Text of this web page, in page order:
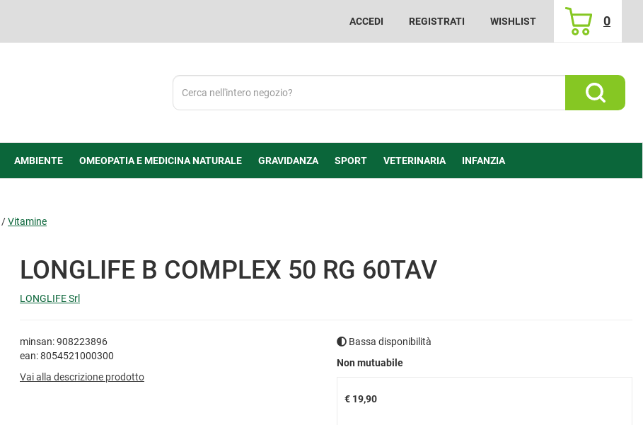
ACCEDI REGISTRATI WISHLIST 0
ARTICOLI
INSERITI
Cerca
Prodotto
Cerca
AMBIENTE OMEOPATIA E MEDICINA NATURALE GRAVIDANZA SPORT VETERINARIA INFANZIA
/Vitamine
LONGLIFE B COMPLEX 50 RG 60TAV
LONGLIFE Srl
minsan: 908223896
ean: 8054521000300
Vai alla descrizione prodotto
Bassa disponibilità
Non mutuabile
Prezzo
€ 19,90